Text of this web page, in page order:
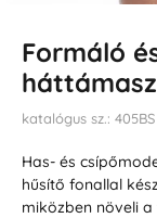
Formáló
katalógus sz.: 405BS
Has- és
hűsítő fonallal
miközben növeli